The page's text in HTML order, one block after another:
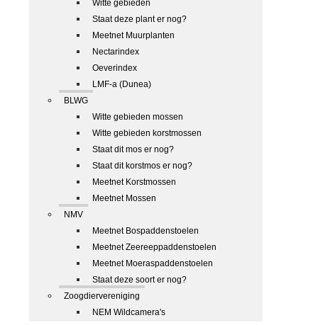
Witte gebieden
Staat deze plant er nog?
Meetnet Muurplanten
Nectarindex
Oeverindex
LMF-a (Dunea)
BLWG
Witte gebieden mossen
Witte gebieden korstmossen
Staat dit mos er nog?
Staat dit korstmos er nog?
Meetnet Korstmossen
Meetnet Mossen
NMV
Meetnet Bospaddenstoelen
Meetnet Zeereeppaddenstoelen
Meetnet Moeraspaddenstoelen
Staat deze soort er nog?
Zoogdiervereniging
NEM Wildcamera's